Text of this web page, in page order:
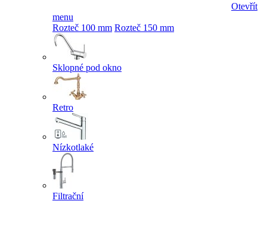
Otevřít
menu
Rozteč 100 mm Rozteč 150 mm
Sklopné pod okno
Retro
Nízkotlaké
Filtrační